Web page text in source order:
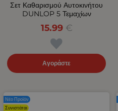
Σετ Καθαρισμού Αυτοκινήτου
DUNLOP 5 Τεμαχίων
15.99 €
Αγοράστε
Νέο Προϊόν
Συνιστάται